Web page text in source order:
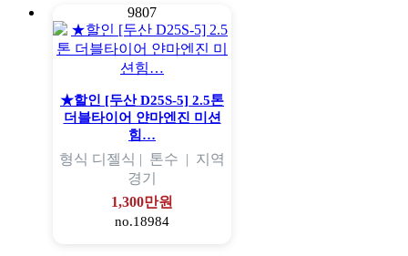
9807
★할인 [두산 D25S-5] 2.5톤
더블타이어 얀마엔진 미션
힘…
형식 디젤식 | 톤수 | 지역
경기
1,300만원
no.18984